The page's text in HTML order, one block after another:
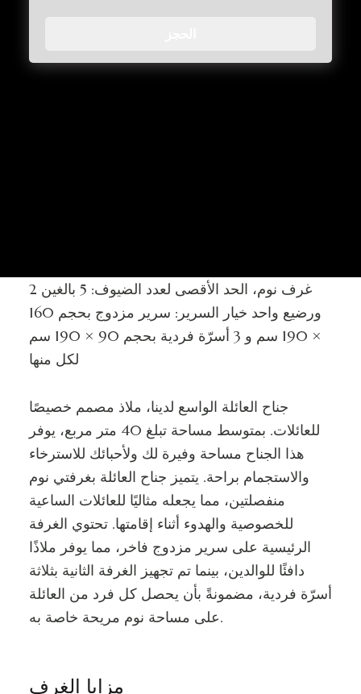
2 غرف نوم، الحد الأقصى لعدد الضيوف: 5 بالغين
ورضيع واحد خيار السرير: سرير مزدوج بحجم 160
× 190 سم و 3 أسرّة فردية بحجم 90 × 190 سم
لكل منها
جناح العائلة الواسع لدينا، ملاذ مصمم خصيصًا
للعائلات. بمتوسط مساحة تبلغ 40 متر مربع، يوفر
هذا الجناح مساحة وفيرة لك ولأحبائك للاسترخاء
والاستجمام براحة. يتميز جناح العائلة بغرفتي نوم
منفصلتين، مما يجعله مثاليًا للعائلات الساعية
للخصوصية والهدوء أثناء إقامتها. تحتوي الغرفة
الرئيسية على سرير مزدوج فاخر، مما يوفر ملاذًا
دافئًا للوالدين، بينما تم تجهيز الغرفة الثانية بثلاثة
أسرّة فردية، مضمونةً بأن يحصل كل فرد من العائلة
على مساحة نوم مريحة خاصة به.
مزايا الغرف